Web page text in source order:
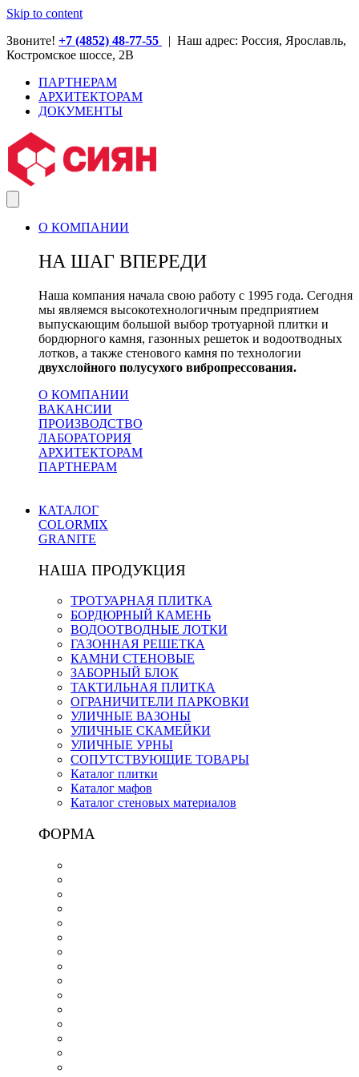
Skip to content
Звоните! +7 (4852) 48-77-55
| Наш адрес: Россия, Ярославль,
Костромское шоссе, 2В
ПАРТНЕРАМ
АРХИТЕКТОРАМ
ДОКУМЕНТЫ
О КОМПАНИИ
НА ШАГ ВПЕРЕДИ
Наша компания начала свою работу с 1995 года. Сегодня
мы являемся высокотехнологичным предприятием
выпускающим большой выбор тротуарной плитки и
бордюрного камня, газонных решеток и водоотводных
лотков, а также стенового камня по технологии
двухслойного полусухого вибропрессования.
О КОМПАНИИ
ВАКАНСИИ
ПРОИЗВОДСТВО
ЛАБОРАТОРИЯ
АРХИТЕКТОРАМ
ПАРТНЕРАМ
КАТАЛОГ
COLORMIX
GRANITE
НАША ПРОДУКЦИЯ
ТРОТУАРНАЯ ПЛИТКА
БОРДЮРНЫЙ КАМЕНЬ
ВОДООТВОДНЫЕ ЛОТКИ
ГАЗОННАЯ РЕШЕТКА
КАМНИ СТЕНОВЫЕ
ЗАБОРНЫЙ БЛОК
ТАКТИЛЬНАЯ ПЛИТКА
ОГРАНИЧИТЕЛИ ПАРКОВКИ
УЛИЧНЫЕ ВАЗОНЫ
УЛИЧНЫЕ СКАМЕЙКИ
УЛИЧНЫЕ УРНЫ
СОПУТСТВУЮЩИЕ ТОВАРЫ
Каталог плитки
Каталог мафов
Каталог стеновых материалов
ФОРМА